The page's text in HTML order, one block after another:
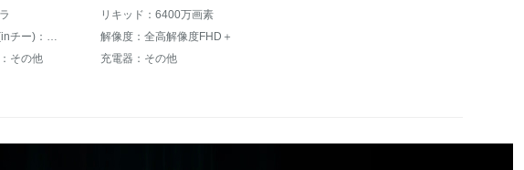
リキッド：6400万画素
解像度：全高解像度FHD＋
その他
充電器：その他